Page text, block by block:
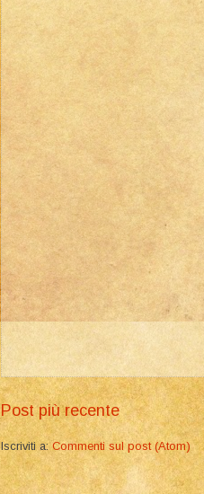
Post più recente
Iscriviti a: Commenti sul post (Atom)